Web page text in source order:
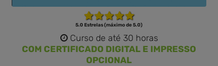
5.0 Estrelas (máximo de 5.0)
Curso de até 30 horas
COM CERTIFICADO DIGITAL E IMPRESSO
OPCIONAL